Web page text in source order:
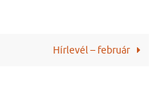
Hírlevél – február